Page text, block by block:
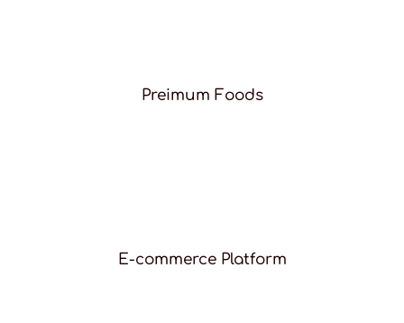
Preimum Foods
E-commerce Platform